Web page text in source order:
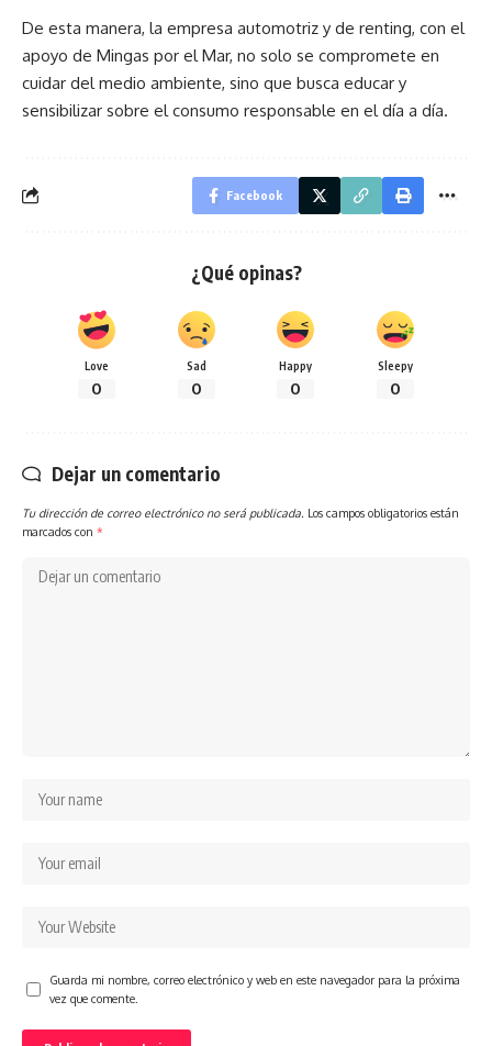
De esta manera, la empresa automotriz y de renting, con el
apoyo de Mingas por el Mar, no solo se compromete en
cuidar del medio ambiente, sino que busca educar y
sensibilizar sobre el consumo responsable en el día a día.
Facebook
¿Qué opinas?
Love
0
Sad
0
Happy
0
Sleepy
0
Dejar un comentario
Tu dirección de correo electrónico no será publicada. Los campos obligatorios están
marcados con *
Guarda mi nombre, correo electrónico y web en este navegador para la próxima
vez que comente.